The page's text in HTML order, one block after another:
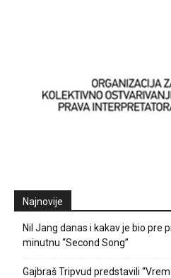
Najnovije
Nil Jang danas i kakav je bio pre
minutnu “Second Song”
Gajbraš Tripvud predstavili